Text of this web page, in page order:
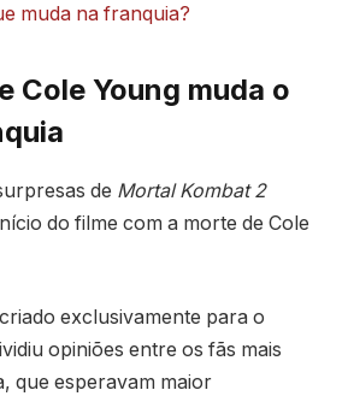
muda na franquia?
Cole Young muda o
de Mortal Kombat 2
do filme com a morte de Cole
exclusivamente para o
opiniões entre os fãs mais
que esperavam maior